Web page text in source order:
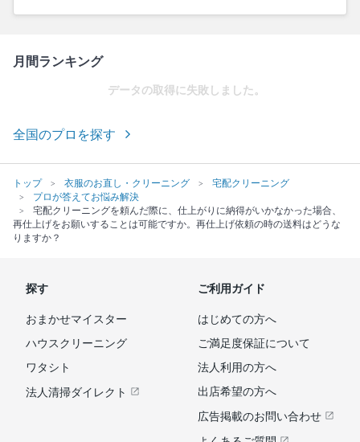
月間ランキング
データの取得に失敗しました。
全国のプロを探す
トップ 衣服のお直し・クリーニング
宅配クリーニング
プロが答えてお悩み解決
宅配クリーニングを頼んだ際に、仕上がりに納得がいかなかった場合、
再仕上げをお願いすることは可能ですか。再仕上げ依頼の時の送料はどうな
りますか？
探す
おまかせマイスター
ハウスクリーニング
ワタシト
法人清掃ダイレクト
ご利用ガイド
はじめての方へ
ご満足度保証について
法人利用の方へ
出店希望の方へ
広告掲載のお問い合わせ